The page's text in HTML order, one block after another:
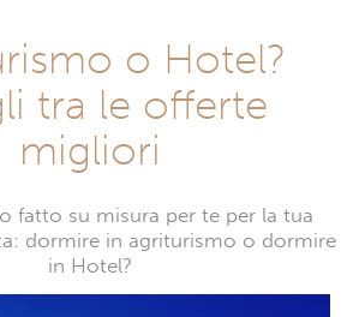
o Hotel?
tra le offerte
migliori
fatto su misura per te per la tua
dormire in agriturismo o dormire
in Hotel?